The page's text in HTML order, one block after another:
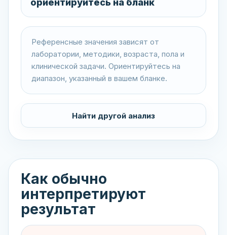
ориентируйтесь на бланк
Референсные значения зависят от
лаборатории, методики, возраста, пола и
клинической задачи. Ориентируйтесь на
диапазон, указанный в вашем бланке.
Найти другой анализ
Как обычно
интерпретируют
результат